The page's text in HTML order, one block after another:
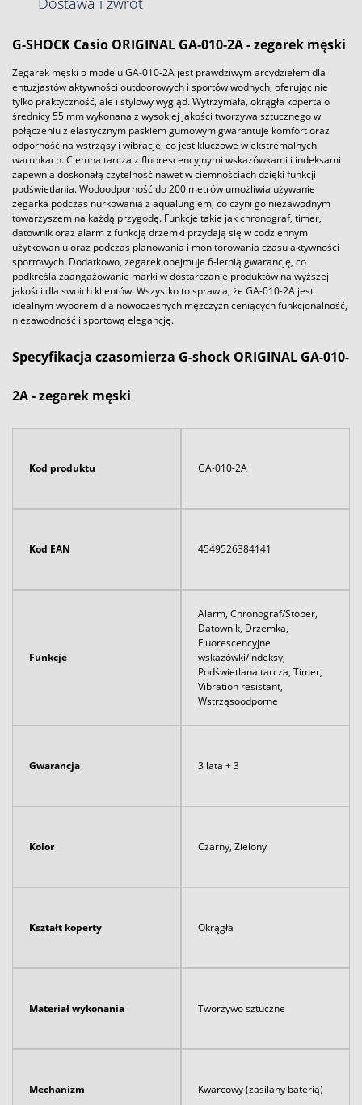
G-SHOCK Casio ORIGINAL GA-010-2A - zegarek męski
Zegarek męski o modelu GA-010-2A jest prawdziwym arcydziełem dla
entuzjastów aktywności outdoorowych i sportów wodnych, oferując nie
tylko praktyczność, ale i stylowy wygląd. Wytrzymała, okrągła koperta o
średnicy 55 mm wykonana z wysokiej jakości tworzywa sztucznego w
połączeniu z elastycznym paskiem gumowym gwarantuje komfort oraz
odporność na wstrząsy i wibracje, co jest kluczowe w ekstremalnych
warunkach. Ciemna tarcza z fluorescencyjnymi wskazówkami i indeksami
zapewnia doskonałą czytelność nawet w ciemnościach dzięki funkcji
podświetlania. Wodoodporność do 200 metrów umożliwia używanie
zegarka podczas nurkowania z aqualungiem, co czyni go niezawodnym
towarzyszem na każdą przygodę. Funkcje takie jak chronograf, timer,
datownik oraz alarm z funkcją drzemki przydają się w codziennym
użytkowaniu oraz podczas planowania i monitorowania czasu aktywności
sportowych. Dodatkowo, zegarek obejmuje 6-letnią gwarancję, co
podkreśla zaangażowanie marki w dostarczanie produktów najwyższej
jakości dla swoich klientów. Wszystko to sprawia, że GA-010-2A jest
idealnym wyborem dla nowoczesnych mężczyzn ceniących funkcjonalność,
niezawodność i sportową elegancję.
Specyfikacja czasomierza G-shock ORIGINAL GA-010-
2A - zegarek męski
Kod produktu GA-010-2A
Kod EAN 4549526384141
Funkcje
Alarm, Chronograf/Stoper,
Datownik, Drzemka,
Fluorescencyjne
wskazówki/indeksy,
Podświetlana tarcza, Timer,
Vibration resistant,
Wstrząsoodporne
Gwarancja 3 lata + 3
Kolor Czarny, Zielony
Kształt koperty Okrągła
Materiał wykonania Tworzywo sztuczne
Mechanizm Kwarcowy (zasilany baterią)